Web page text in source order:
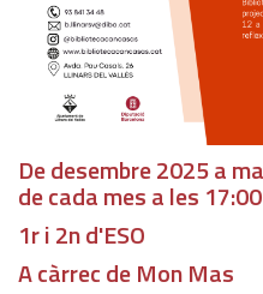
De desembre 2025 a
de cada mes a les
1r i 2n d'ESO
A càrrec de Mon Mas